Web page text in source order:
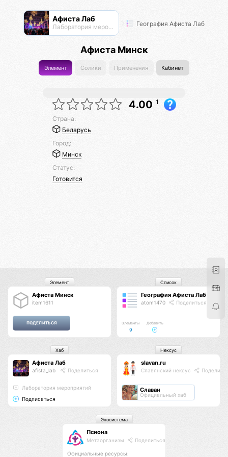
Афиста Лаб
Лаборатория мероприятий География Афиста Лаб
Афиста Минск
Элемент Солики Применения Кабинет
4.00 1
Страна:
Беларусь
Город:
Минск
Статус:
Готовится
Афиста Минск
item1611
Элемент
География Афиста Лаб
atom1470 Поделиться
Элементы
9
Добавить
Список
Афиста Лаб
afista_lab Поделиться
Лаборатория мероприятий
Подписаться
Хаб
slavan.ru
Славянский нексус
Славан
Официальный хаб
Нексус
Псиона
Метаорганизм Поделиться
Официальные ресурсы:
Экосистема